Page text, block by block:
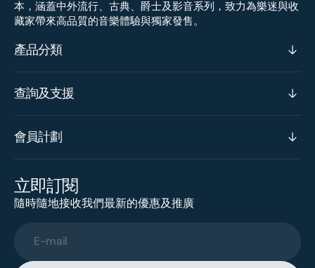
本，涵蓋中外流行、古典、爵士及影音系列，致力為樂迷與收
藏家帶來高品質的音樂體驗與獨家發售。
產品分類
查詢及支援
會員計劃
立即訂閱
隨時隨地接收我們最新的優惠及推廣
E-mail